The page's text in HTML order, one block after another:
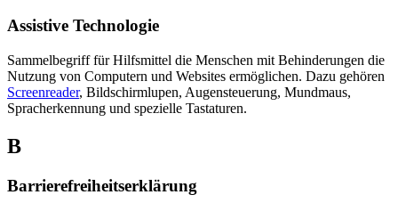
Assistive Technologie
Sammelbegriff für Hilfsmittel die Menschen mit Behinderungen die
Nutzung von Computern und Websites ermöglichen. Dazu gehören
Screenreader, Bildschirmlupen, Augensteuerung, Mundmaus,
Spracherkennung und spezielle Tastaturen.
B
Barrierefreiheitserklärung